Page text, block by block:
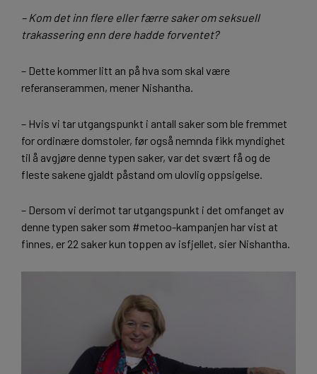
– Kom det inn flere eller færre saker om seksuell
trakassering enn dere hadde forventet?
– Dette kommer litt an på hva som skal være
referanserammen, mener Nishantha.
– Hvis vi tar utgangspunkt i antall saker som ble fremmet
for ordinære domstoler, før også nemnda fikk myndighet
til å avgjøre denne typen saker, var det svært få og de
fleste sakene gjaldt påstand om ulovlig oppsigelse.
– Dersom vi derimot tar utgangspunkt i det omfanget av
denne typen saker som #metoo-kampanjen har vist at
finnes, er 22 saker kun toppen av isfjellet, sier Nishantha.